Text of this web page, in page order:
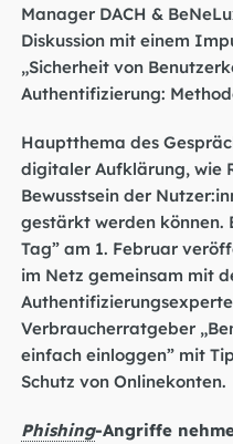
Manager DACH &
Diskussion mit einem
„Sicherheit von
Authentifizierung:
Hauptthema des
digitaler Aufklärung, wie
Bewusstsein der
gestärkt werden können.
Tag” am 1. Februar
im Netz gemeinsam mit
Verbraucherratgeber
einfach einloggen” mit
Schutz von Onlinekonten.
Phishing-Angriffe